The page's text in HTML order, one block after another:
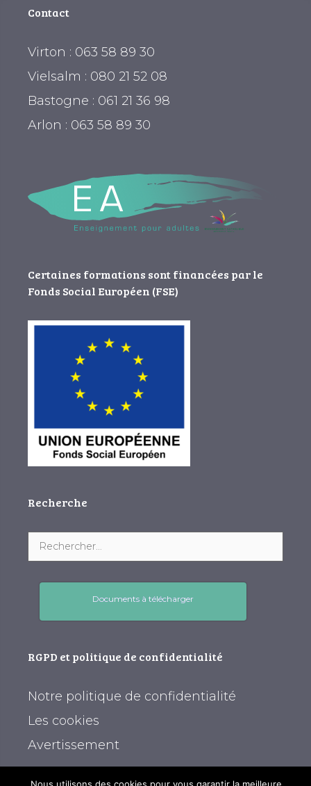
Contact
Virton : 063 58 89 30
Vielsalm : 080 21 52 08
Bastogne : 061 21 36 98
Arlon : 063 58 89 30
Certaines formations sont financées par le
Fonds Social Européen (FSE)
Recherche
Documents à télécharger
RGPD et politique de confidentialité
Notre politique de confidentialité
Les cookies
Avertissement